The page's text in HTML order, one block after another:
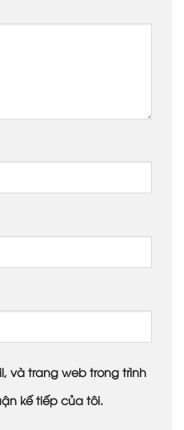
và trang web trong trình
kế tiếp của tôi.